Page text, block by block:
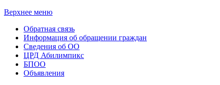
Верхнее меню
Обратная связь
Информация об обращении граждан
Сведения об ОО
ЦРД Абилимпикс
БПОО
Объявления